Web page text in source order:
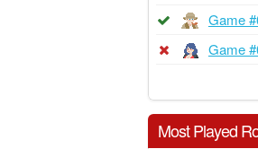
Game
Game
Most Played